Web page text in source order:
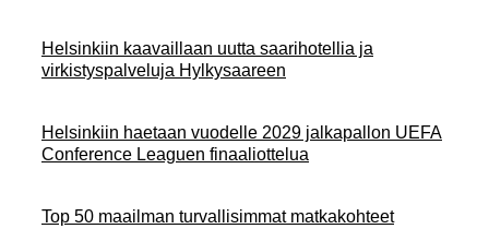
Helsinkiin kaavaillaan uutta saarihotellia ja
virkistyspalveluja Hylkysaareen
Helsinkiin haetaan vuodelle 2029 jalkapallon UEFA
Conference Leaguen finaaliottelua
Top 50 maailman turvallisimmat matkakohteet